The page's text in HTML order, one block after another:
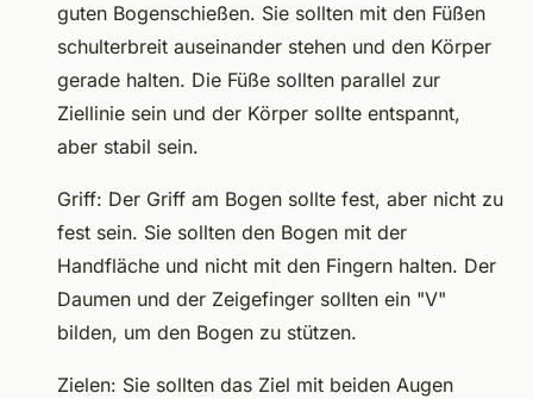
guten Bogenschießen. Sie sollten mit den Füßen
schulterbreit auseinander stehen und den Körper
gerade halten. Die Füße sollten parallel zur
Ziellinie sein und der Körper sollte entspannt,
aber stabil sein.
Griff: Der Griff am Bogen sollte fest, aber nicht zu
fest sein. Sie sollten den Bogen mit der
Handfläche und nicht mit den Fingern halten. Der
Daumen und der Zeigefinger sollten ein "V"
bilden, um den Bogen zu stützen.
Zielen: Sie sollten das Ziel mit beiden Augen